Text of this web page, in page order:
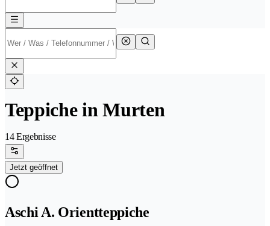
Teppiche in Murten
14 Ergebnisse
Jetzt geöffnet
Aschi A. Orientteppiche